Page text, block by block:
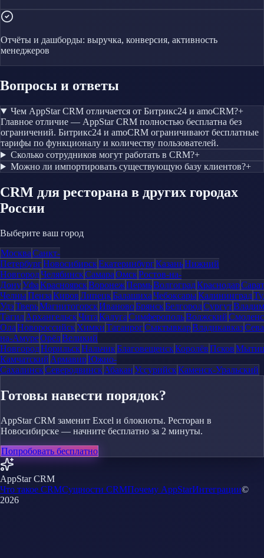
Отчёты и дашборды: выручка, конверсия, активность
менеджеров
Вопросы и ответы
Чем AppStar CRM отличается от Битрикс24 и amoCRM?+
Главное отличие — AppStar CRM полностью бесплатна без
ограничений. Битрикс24 и amoCRM ограничивают бесплатные
тарифы по функционалу и количеству пользователей.
Сколько сотрудников могут работать в CRM?+
Можно ли импортировать существующую базу клиентов?+
CRM для ресторана в других городах
России
Выберите ваш город
МоскваСанкт-
ПетербургНовосибирскЕкатеринбургКазаньНижний
НовгородЧелябинскСамараОмскРостов-на-
ДонуУфаКрасноярскВоронежПермьВолгоградКраснодар
ЧелныПензаКировЛипецкБалашихаЧебоксарыКалининград
УдэТверьМагнитогорскИвановоБрянскБелгородСургут
ТагилАрхангельскЧитаКалугаСимферопольВолжский
ОлаНовороссийскХимкиТаганрогСыктывкарВладикавказ
на-АмуреОрёлВеликий
НовгородНорильскНальчикБлаговещенскКоролёвПсков
Камчатский АрмавирЮжно-
СахалинскСеверодвинскАбаканУссурийскКаменск-Уральский
Готовы навести порядок?
AppStar CRM заменит Excel и блокноты. Ресторан в
Новосибирске — начните бесплатно за 2 минуты.
Попробовать бесплатно
AppStar CRM
Что такое CRMСущности CRMПочему AppStarИнтеграции©
2026